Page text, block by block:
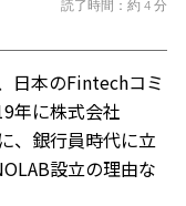
読了時間：約 4 分
日本のFintechコミ
年に株式会社
、銀行員時代に立
設立の理由な